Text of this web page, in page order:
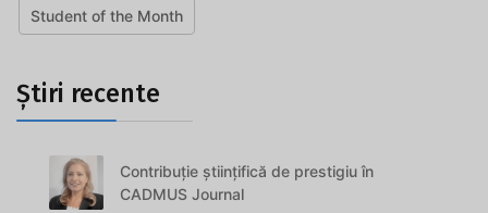
Student of the Month
Știri recente
Contribuție științifică de prestigiu în
CADMUS Journal